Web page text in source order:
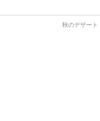
秋のデザート